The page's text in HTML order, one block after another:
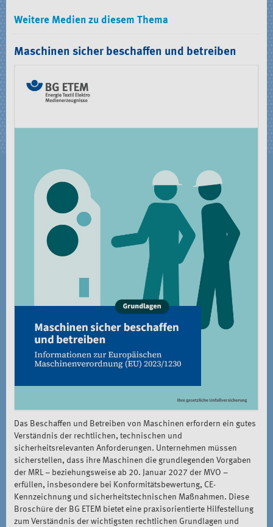
Weitere Medien zu diesem Thema
Maschinen sicher beschaffen und betreiben
Das Beschaffen und Betreiben von Maschinen erfordern ein gutes
Verständnis der rechtlichen, technischen und
sicherheitsrelevanten Anforderungen. Unternehmen müssen
sicherstellen, dass ihre Maschinen die grundlegenden Vorgaben
der MRL – beziehungsweise ab 20. Januar 2027 der MVO –
erfüllen, insbesondere bei Konformitätsbewertung, CE-
Kennzeichnung und sicherheitstechnischen Maßnahmen. Diese
Broschüre der BG ETEM bietet eine praxisorientierte Hilfestellung
zum Verständnis der wichtigsten rechtlichen Grundlagen und